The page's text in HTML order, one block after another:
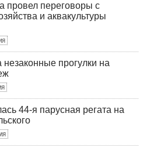
провел переговоры с
и аквакультуры
незаконные прогулки на
44-я парусная регата на